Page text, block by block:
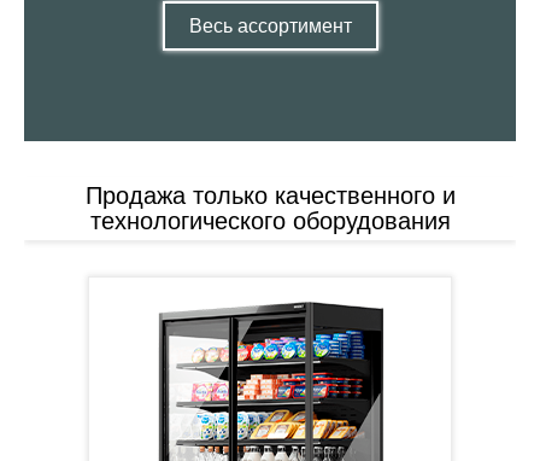
Весь ассортимент
Продажа только качественного и
технологического оборудования